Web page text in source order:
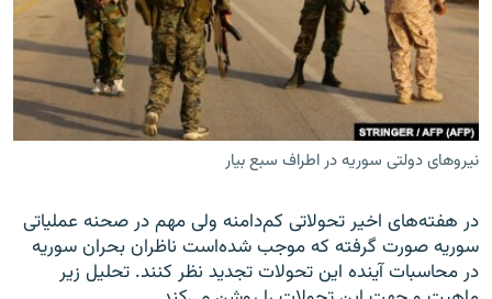
زبان‌های دیگر
نیروهای دولتی سوریه در اطراف سبع بیار
در هفته‌های اخیر تحولاتی کم‌‌دامنه ولی مهم در صحنه عملیاتی
سوریه صورت گرفته که موجب شده‌است ناظران بحران سوریه
در محاسبات آینده این تحولات تجدید نظر کنند. تحلیل زیر